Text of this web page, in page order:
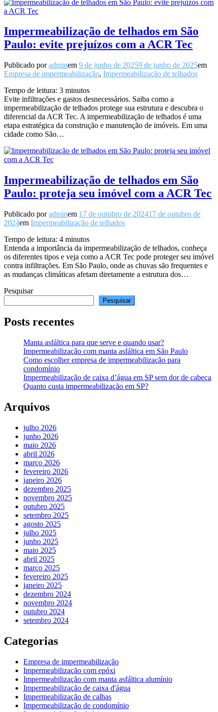
Impermeabilização de telhados em São
Paulo: evite prejuízos com a ACR Tec
Publicado poradminem 9 de junho de 20259 de junho de 2025em
Empresa de impermeabilização, Impermeabilização de telhados
Tempo de leitura: 3 minutos
Evite infiltrações e gastos desnecessários. Saiba como a
impermeabilização de telhados protege sua estrutura e descubra o
diferencial da ACR Tec. A impermeabilização de telhados é uma
etapa estratégica da construção e manutenção de imóveis. Em uma
cidade como São…
Impermeabilização de telhados em São
Paulo: proteja seu imóvel com a ACR Tec
Publicado poradminem 17 de outubro de 202417 de outubro de
2024em Impermeabilização de telhados
Tempo de leitura: 4 minutos
Entenda a importância da impermeabilização de telhados, conheça
os diferentes tipos e veja como a ACR Tec pode proteger seu imóvel
contra infiltrações. Em São Paulo, onde as chuvas são frequentes e
as mudanças climáticas afetam diretamente a estrutura dos…
Pesquisar
Pesquisar
Posts recentes
Manta asfáltica para que serve e quando usar?
Impermeabilização com manta asfáltica em São Paulo
Como escolher empresa de impermeabilização para
condomínio
Impermeabilização de caixa d’água em SP sem dor de cabeça
Quanto custa impermeabilização em SP?
Arquivos
julho 2026
junho 2026
maio 2026
abril 2026
março 2026
fevereiro 2026
janeiro 2026
dezembro 2025
novembro 2025
outubro 2025
setembro 2025
agosto 2025
julho 2025
junho 2025
maio 2025
abril 2025
março 2025
fevereiro 2025
janeiro 2025
dezembro 2024
novembro 2024
outubro 2024
setembro 2024
Categorias
Empresa de impermeabilização
Impermeabilização com epóxi
Impermeabilização com manta asfáltica alumínio
Impermeabilização de caixa d'água
Impermeabilização de calhas
Impermeabilização de condomínio